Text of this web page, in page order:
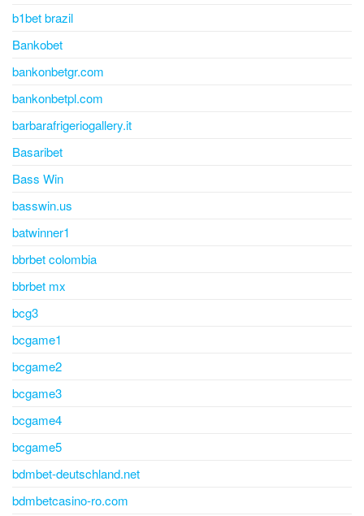
b1bet brazil
Bankobet
bankonbetgr.com
bankonbetpl.com
barbarafrigeriogallery.it
Basaribet
Bass Win
basswin.us
batwinner1
bbrbet colombia
bbrbet mx
bcg3
bcgame1
bcgame2
bcgame3
bcgame4
bcgame5
bdmbet-deutschland.net
bdmbetcasino-ro.com